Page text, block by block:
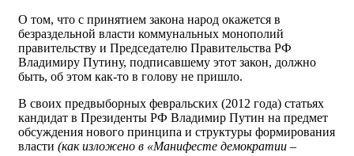
О том, что с принятием закона народ окажется в
безраздельной власти коммунальных монополий
правительству и Председателю Правительства РФ
Владимиру Путину, подписавшему этот закон, должно
быть, об этом как-то в голову не пришло.
В своих предвыборных февральских (2012 года) статьях
кандидат в Президенты РФ Владимир Путин на предмет
обсуждения нового принципа и структуры формирования
власти (как изложено в «Манифесте демократии –